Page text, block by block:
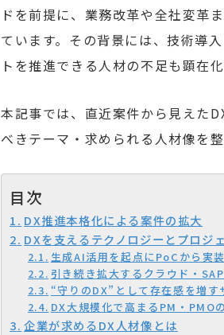
ドを前提に、業務改革や全社変革
ています。その背景には、技術導
トを推進できる人材の不足も顕在化
本記事では、直近案件から見えた
べきテーマ・求められる人材像を整
目次
DX推進本格化による案件の拡大
DXを支えるテクノロジーとプロジ
生成AI活用を起点にPoCから実
引き続き拡大するクラウド・
“守りのDX”として存在感を増す
DX大規模化で高まるPM・PMO
企業が求めるDX人材像とは